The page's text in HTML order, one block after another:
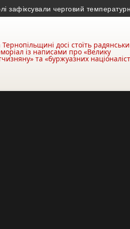
черговий температурний
Тернопільщині досі стоїть
із написами про «Велику
та «буржуазних